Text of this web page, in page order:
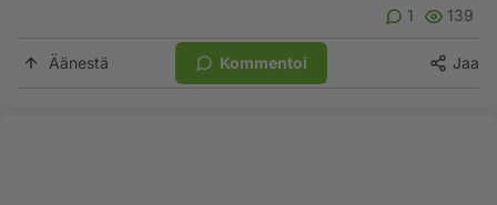
1 139
Äänestä Kommentoi Jaa